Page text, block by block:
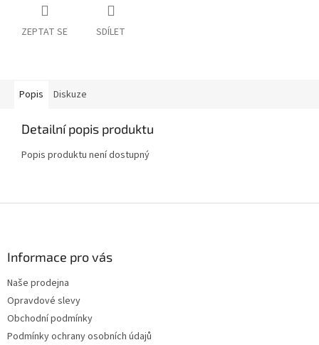
ZEPTAT SE SDÍLET
Popis Diskuze
Detailní popis produktu
Popis produktu není dostupný
Informace pro vás
Naše prodejna
Opravdové slevy
Obchodní podmínky
Podmínky ochrany osobních údajů